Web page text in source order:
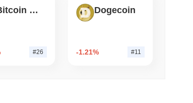
Bitcoin Cash
#26
Dogecoin
-1.21% #11